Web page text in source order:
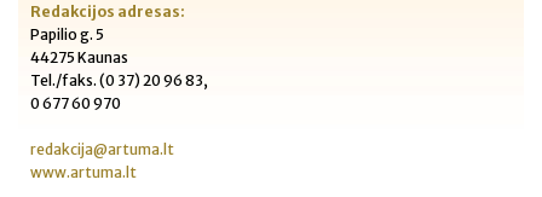
Redakcijos adresas:
Papilio g. 5
44275 Kaunas
Tel./faks. (0 37) 20 96 83,
0 677 60 970
redakcija@artuma.lt
www.artuma.lt